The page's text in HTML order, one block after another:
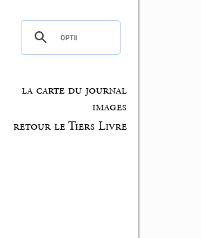
la carte du journal
images
retour le Tiers Livre